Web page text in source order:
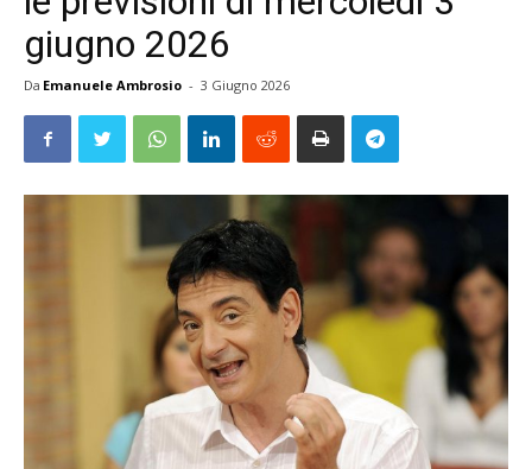
giugno 2026
Da Emanuele Ambrosio - 3 Giugno 2026